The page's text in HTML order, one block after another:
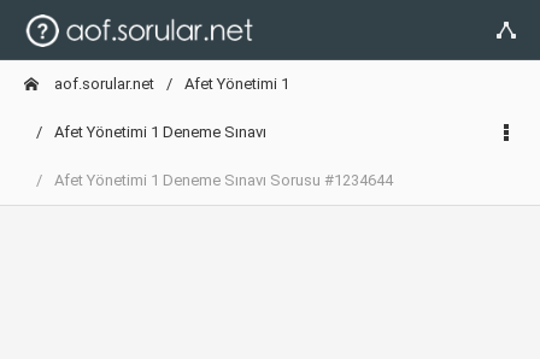
aof.sorular.net Afet Yönetimi 1
Afet Yönetimi 1 Deneme Sınavı
Afet Yönetimi 1 Deneme Sınavı Sorusu #1234644